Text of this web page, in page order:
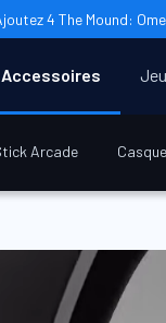
4 The Mound:
Accessoires
Arcade